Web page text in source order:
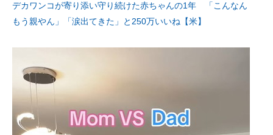
デカワンコが寄り添い守り続けた赤ちゃんの1年 「こんなん
もう親やん」「涙出てきた」と250万いいね【米】